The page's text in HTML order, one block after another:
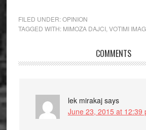
FILED UNDER:OPINION
TAGGED WITH: MIMOZA DAJCI, VOTIMI
COMMENTS
lek mirakaj says
June 23, 2015 at 12:39